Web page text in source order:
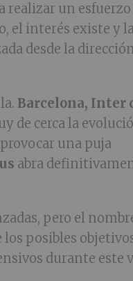
realizar un esfuerzo
el interés existe y
desde la
Barcelona, Inter
de cerca la
una puja
abra
pero el
posibles
durante este